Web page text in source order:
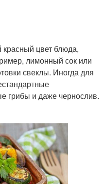
цвет блюда,
лимонный сок или
свеклы. Иногда для
грибы и даже чернослив.